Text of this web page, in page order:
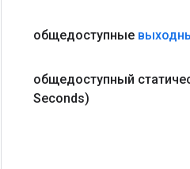
общедоступные
общедоступный
Seconds)